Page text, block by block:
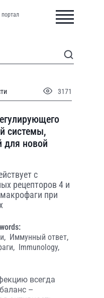
3171
системы,
для новой
с
рецепторов 4 и
при
Иммунный ответ,
Immunology,
всегда
–